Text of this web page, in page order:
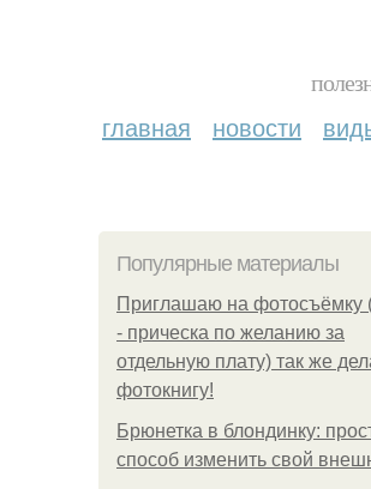
главная новости
Популярные материалы
Приглашаю на фотосъёмку
- прическа по желанию за
отдельную плату) так же
фотокнигу!
Брюнетка в блондинку:
способ изменить свой